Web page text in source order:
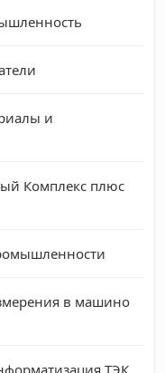
и
Комплекс плюс
в машино
ТЭК